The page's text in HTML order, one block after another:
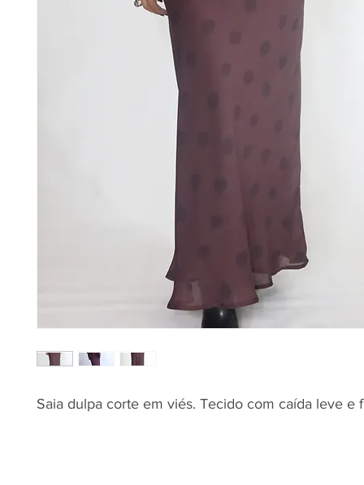
Saia dulpa corte em viés. Tecido com caída leve e